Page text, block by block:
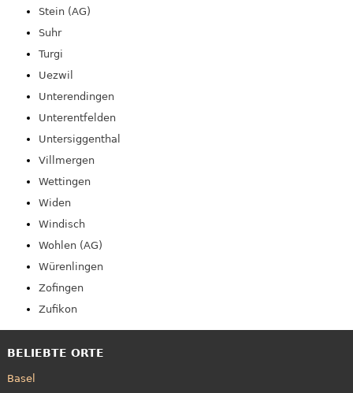
Stein (AG)
Suhr
Turgi
Uezwil
Unterendingen
Unterentfelden
Untersiggenthal
Villmergen
Wettingen
Widen
Windisch
Wohlen (AG)
Würenlingen
Zofingen
Zufikon
BELIEBTE ORTE
Basel